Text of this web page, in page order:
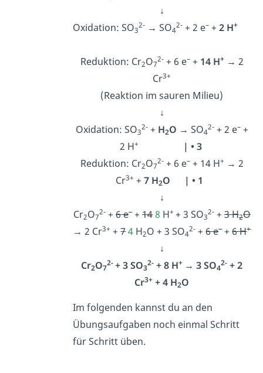
↓
Oxidation: SO3
2-→ SO4
2-+ 2 e–+ 2 H+
Reduktion: Cr2O7
2-+ 6 e–+ 14 H+→ 2
Cr3+
(Reaktion im sauren Milieu)
↓
Oxidation: SO3
2-+ H2O → SO4
2-+ 2 e–+
2 H+
| • 3
Reduktion: Cr2O7
2-+ 6 e–+ 14 H+ → 2
Cr3+ +7 H2O
| • 1
↓
Cr2O7
2-+ 6 e–+ 14 8 H+ + 3 SO3
2-+ 3 H2O
→ 2 Cr3+ +74 H2O + 3 SO4
2- +6 e–+6 H+
↓
Cr2O7
2- + 3 SO3
2- + 8 H+ → 3 SO4
2- + 2
Cr3+ + 4 H2O
Im folgenden kannst du an den
Übungsaufgaben noch einmal Schritt
für Schritt üben.